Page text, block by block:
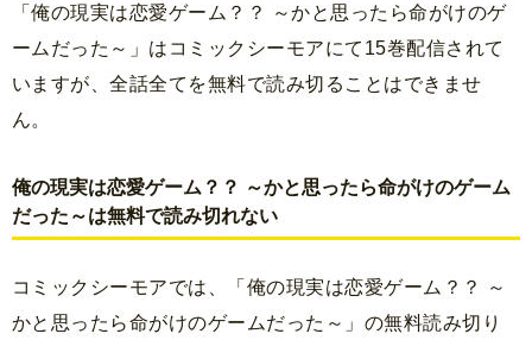
「俺の現実は恋愛ゲーム？？ ～かと思ったら命がけのゲ
ームだった～」はコミックシーモアにて15巻配信されて
いますが、全話全てを無料で読み切ることはできませ
ん。
俺の現実は恋愛ゲーム？？ ～かと思ったら命がけのゲーム
だった～は無料で読み切れない
コミックシーモアでは、「俺の現実は恋愛ゲーム？？ ～
かと思ったら命がけのゲームだった～」の無料読み切り